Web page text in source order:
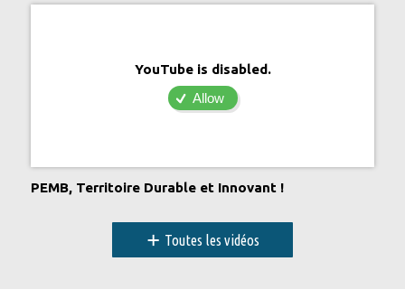
YouTube is disabled.
Allow
PEMB, Territoire Durable et Innovant !
+ Toutes les vidéos